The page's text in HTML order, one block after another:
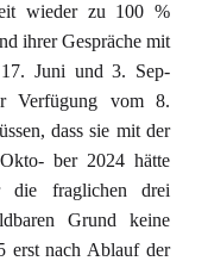
wieder zu 100 %
ihrer Gespräche mit
Juni und 3. Sep-
Verfügung vom 8.
dass sie mit der
ber 2024 hätte
die fraglichen drei
Grund keine
erst nach Ablauf der